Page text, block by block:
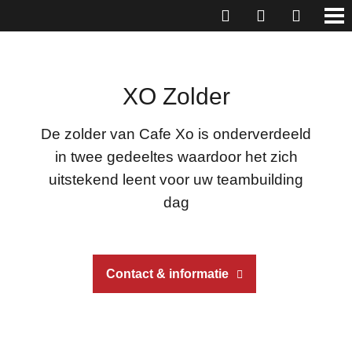
XO Zolder
De zolder van Cafe Xo is onderverdeeld
in twee gedeeltes waardoor het zich
uitstekend leent voor uw teambuilding
dag
Contact & informatie